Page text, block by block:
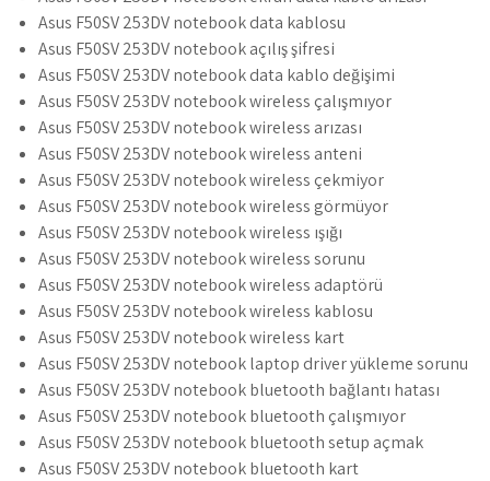
Asus F50SV 253DV notebook data kablosu
Asus F50SV 253DV notebook açılış şifresi
Asus F50SV 253DV notebook data kablo değişimi
Asus F50SV 253DV notebook wireless çalışmıyor
Asus F50SV 253DV notebook wireless arızası
Asus F50SV 253DV notebook wireless anteni
Asus F50SV 253DV notebook wireless çekmiyor
Asus F50SV 253DV notebook wireless görmüyor
Asus F50SV 253DV notebook wireless ışığı
Asus F50SV 253DV notebook wireless sorunu
Asus F50SV 253DV notebook wireless adaptörü
Asus F50SV 253DV notebook wireless kablosu
Asus F50SV 253DV notebook wireless kart
Asus F50SV 253DV notebook laptop driver yükleme sorunu
Asus F50SV 253DV notebook bluetooth bağlantı hatası
Asus F50SV 253DV notebook bluetooth çalışmıyor
Asus F50SV 253DV notebook bluetooth setup açmak
Asus F50SV 253DV notebook bluetooth kart